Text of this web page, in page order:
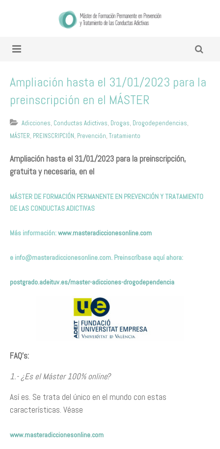
Ampliación hasta el 31/01/2023 para la
preinscripción en el MÁSTER
Adicciones, Conductas Adictivas, Drogas, Drogodependencias,
MÁSTER, PREINSCRIPCIÓN, Prevención, Tratamiento
Ampliación hasta el 31/01/2023 para la preinscripción,
gratuita y necesaria, en el
MÁSTER DE FORMACIÓN PERMANENTE EN PREVENCIÓN Y TRATAMIENTO
DE LAS CONDUCTAS ADICTIVAS
Más información:www.masteradiccionesonline.com
e info@masteradiccionesonline.com. Preinscríbase aquí ahora:
postgrado.adeituv.es/master-adicciones-drogodependencia
FAQ’s:
1.- ¿Es el Máster 100% online?
Así es. Se trata del único en el mundo con estas
características. Véase
www.masteradiccionesonline.com